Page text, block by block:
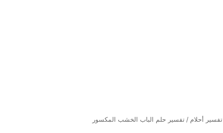
تفسير أحلام / تفسير حلم الباب الخشب المكسور